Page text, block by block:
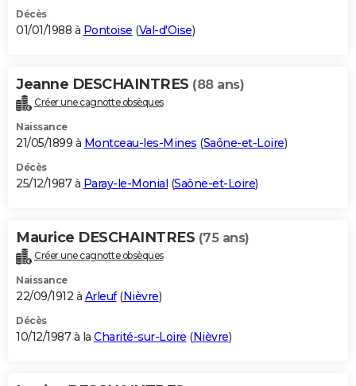
Décès
01/01/1988 à Pontoise (Val-d'Oise)
Jeanne DESCHAINTRES (88 ans)
Créer une cagnotte obsèques
Naissance
21/05/1899 à Montceau-les-Mines (Saône-et-Loire)
Décès
25/12/1987 à Paray-le-Monial (Saône-et-Loire)
Maurice DESCHAINTRES (75 ans)
Créer une cagnotte obsèques
Naissance
22/09/1912 à Arleuf(Nièvre)
Décès
10/12/1987 à la Charité-sur-Loire (Nièvre)